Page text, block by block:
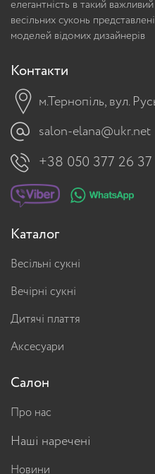
елегантність в такий
весільних суконь
моделей відомих дизайнерів
Контакти
м.Тернопіль, вул.
salon-elana@ukr.net
+38 050 377 26 37
Каталог
Весільні сукні
Вечірні сукні
Дитячі плаття
Аксесуари
Салон
Про нас
Наші наречені
Новини